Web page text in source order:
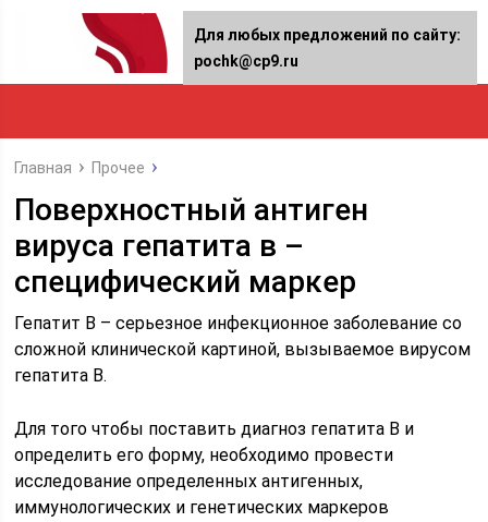
Главная Прочее
Поверхностный антиген
вируса гепатита в –
специфический маркер
Гепатит B – серьезное инфекционное заболевание со
сложной клинической картиной, вызываемое вирусом
гепатита В.
Для того чтобы поставить диагноз гепатита В и
определить его форму, необходимо провести
исследование определенных антигенных,
иммунологических и генетических маркеров
Для любых предложений по сайту:
pochk@cp9.ru